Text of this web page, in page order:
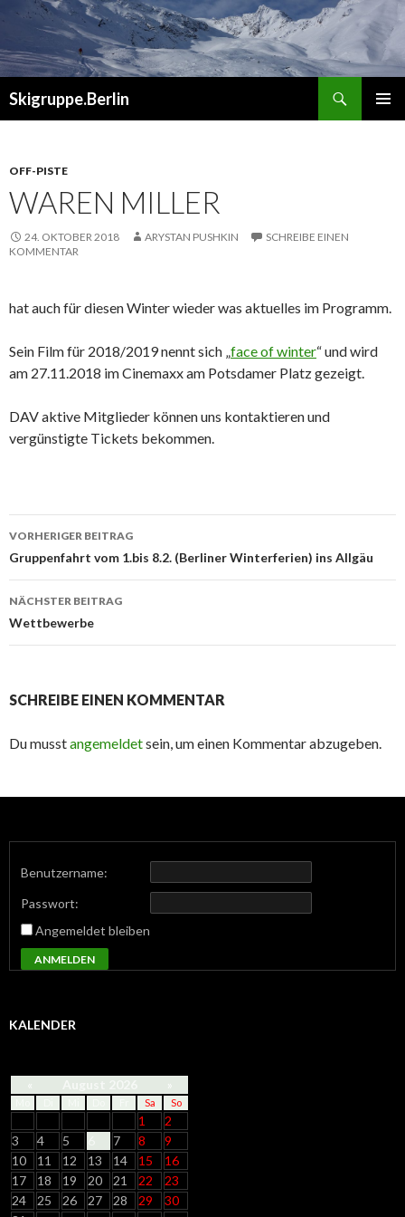
Skigruppe.Berlin
OFF-PISTE
WAREN MILLER
24. OKTOBER 2018 ARYSTAN PUSHKIN
SCHREIBE EINEN
KOMMENTAR
hat auch für diesen Winter wieder was aktuelles im Programm.
Sein Film für 2018/2019 nennt sich „face of winter“ und wird
am 27.11.2018 im Cinemaxx am Potsdamer Platz gezeigt.
DAV aktive Mitglieder können uns kontaktieren und
vergünstigte Tickets bekommen.
Beitrags-
Navigation
VORHERIGER BEITRAG
Gruppenfahrt vom 1.bis 8.2. (Berliner Winterferien) ins Allgäu
NÄCHSTER BEITRAG
Wettbewerbe
SCHREIBE EINEN KOMMENTAR
Du musstangemeldetsein, um einen Kommentar abzugeben.
Benutzername:
Passwort:
Angemeldet bleiben
ANMELDEN
KALENDER
« »
Sa So
1
2
3
4 5 7 8
9
10
11 12 13 14 15
16
17
18 19 20 21 22
23
24
25 26 27 28 29
30